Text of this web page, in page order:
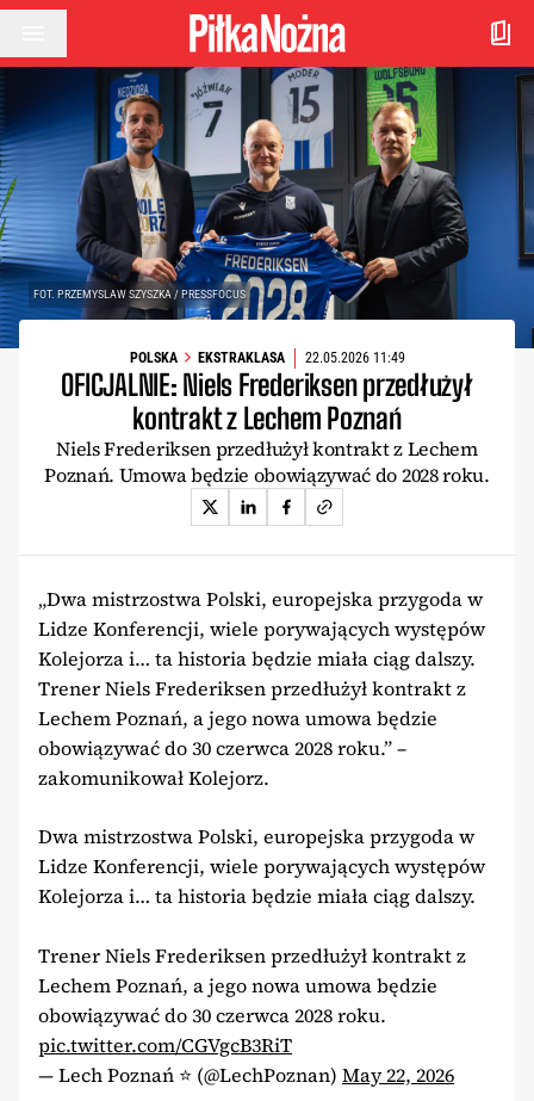
Przejdź do treści
FOT. PRZEMYSLAW SZYSZKA / PRESSFOCUS
POLSKA EKSTRAKLASA 22.05.2026 11:49
OFICJALNIE: Niels Frederiksen przedłużył
kontrakt z Lechem Poznań
Niels Frederiksen przedłużył kontrakt z Lechem
Poznań. Umowa będzie obowiązywać do 2028 roku.
„Dwa mistrzostwa Polski, europejska przygoda w
Lidze Konferencji, wiele porywających występów
Kolejorza i… ta historia będzie miała ciąg dalszy.
Trener Niels Frederiksen przedłużył kontrakt z
Lechem Poznań, a jego nowa umowa będzie
obowiązywać do 30 czerwca 2028 roku.” –
zakomunikował Kolejorz.
Dwa mistrzostwa Polski, europejska przygoda w
Lidze Konferencji, wiele porywających występów
Kolejorza i… ta historia będzie miała ciąg dalszy.
Trener Niels Frederiksen przedłużył kontrakt z
Lechem Poznań, a jego nowa umowa będzie
obowiązywać do 30 czerwca 2028 roku.
pic.twitter.com/CGVgcB3RiT
— Lech Poznań ⭐️ (@LechPoznan) May 22, 2026